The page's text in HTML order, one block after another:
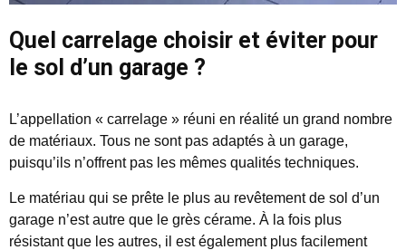
Quel carrelage choisir et éviter pour
le sol d’un garage ?
L’appellation « carrelage » réuni en réalité un grand nombre
de matériaux. Tous ne sont pas adaptés à un garage,
puisqu’ils n’offrent pas les mêmes qualités techniques.
Le matériau qui se prête le plus au revêtement de sol d’un
garage n’est autre que le grès cérame. À la fois plus
résistant que les autres, il est également plus facilement